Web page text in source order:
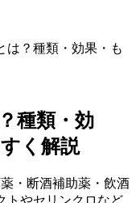
は？種類・効果・も
種類・効
く解説
・断酒補助薬・飲酒
トやセリンクロなど